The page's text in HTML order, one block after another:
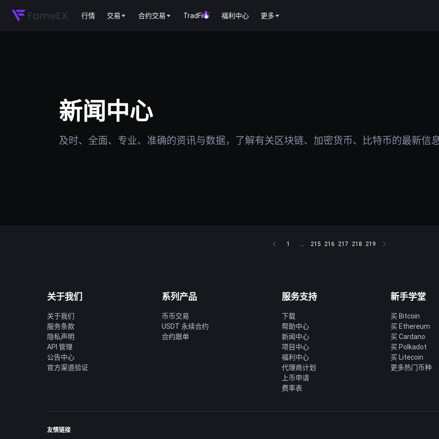
行情 交易 合约交易 TradFi 福利中心 更多
新闻中心
及时、全面、专业、准确的资讯与数据，了解有关区块链、加密货币、比特币的最新信
1 ... 215 216 217 218 219
关于我们
关于我们
服务条款
隐私声明
API 管理
公告中心
官方渠道验证
系列产品
币币交易
USDT 永续合约
合约跟单
服务支持
下载
帮助中心
新闻中心
项目中心
福利中心
代理商计划
上币申请
费率表
新手学堂
买 Bitcoin
买 Ethereum
买 Cardano
买 Polkadot
买 Litecoin
更多热门币种
友情链接